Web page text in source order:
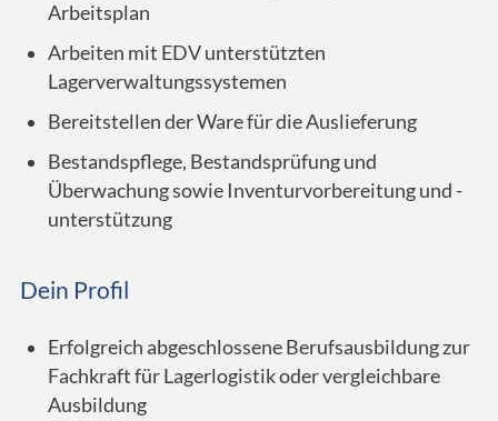
Arbeitsplan
Arbeiten mit EDV unterstützten
Lagerverwaltungssystemen
Bereitstellen der Ware für die Auslieferung
Bestandspflege, Bestandsprüfung und
Überwachung sowie Inventurvorbereitung und -
unterstützung
Dein Profil
Erfolgreich abgeschlossene Berufsausbildung zur
Fachkraft für Lagerlogistik oder vergleichbare
Ausbildung